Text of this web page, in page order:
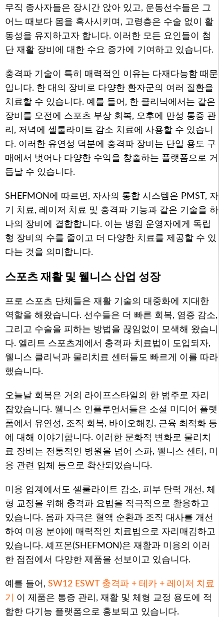
무직 종사자들은 장시간 앉아 있고, 운동선수들은 그
어느 때보다 몸을 혹사시키며, 고령층은 수술 없이 활
동성을 유지하고자 합니다. 이러한 모든 요인들이 첨
단 재활 장비에 대한 수요 증가에 기여하고 있습니다.
충격파 기술이 특히 매력적인 이유는 다재다능함 때문
입니다. 한 대의 장비로 다양한 환자군의 여러 질환을
치료할 수 있습니다. 예를 들어, 한 클리닉에서는 같은
장비를 오전에 스포츠 부상 회복, 오후에 만성 통증 관
리, 저녁에 셀룰라이트 감소 치료에 사용할 수 있습니
다. 이러한 유연성 덕분에 충격파 장비는 단일 용도 구
매에서 벗어나 다양한 수익을 창출하는 플랫폼으로 거
듭날 수 있습니다.
SHEFMON에 따르면, 자사의 통합 시스템은 PMST, 자
기 치료, 레이저 치료 및 충격파 기능과 같은 기술을 하
나의 장비에 결합합니다. 이는 병원 운영자에게 독립
형 장비의 수를 줄이고 더 다양한 치료를 제공할 수 있
다는 것을 의미합니다.
스포츠 재활 및 웰니스 산업 성장
프로 스포츠 단체들은 재활 기술의 대중화에 지대한
역할을 해왔습니다. 선수들은 더 빠른 회복, 염증 감소,
그리고 수술을 피하는 방법을 끊임없이 모색해 왔습니
다. 엘리트 스포츠계에서 충격파 치료법이 도입되자,
웰니스 클리닉과 물리치료 센터들도 빠르게 이를 따라
했습니다.
오늘날 회복은 거의 라이프스타일의 한 범주로 자리
잡았습니다. 웰니스 인플루언서들은 소셜 미디어 플랫
폼에서 유연성, 조직 회복, 바이오해킹, 근육 최적화 등
에 대해 이야기합니다. 이러한 문화적 변화로 물리치
료 장비는 전통적인 병원을 넘어 스파, 웰니스 센터, 미
용 관련 업체 등으로 확산되었습니다.
미용 업계에서도 셀룰라이트 감소, 피부 탄력 개선, 체
형 교정을 위해 충격파 요법을 적극적으로 활용하고
있습니다. 음파 자극은 혈액 순환과 조직 대사를 개선
하여 미용 분야에 매력적인 치료법으로 자리매김하고
있습니다. 셰프몬(SHEFMON)은 재활과 미용의 이러
한 접점에서 다양한 제품을 선보이고 있습니다.
예를 들어, SW12 ESWT 충격파 + 테카 + 레이저 치료
기
이 제품은 통증 관리, 재활 및 체형 교정 용도에 적
합한 다기능 플랫폼으로 홍보되고 있습니다.